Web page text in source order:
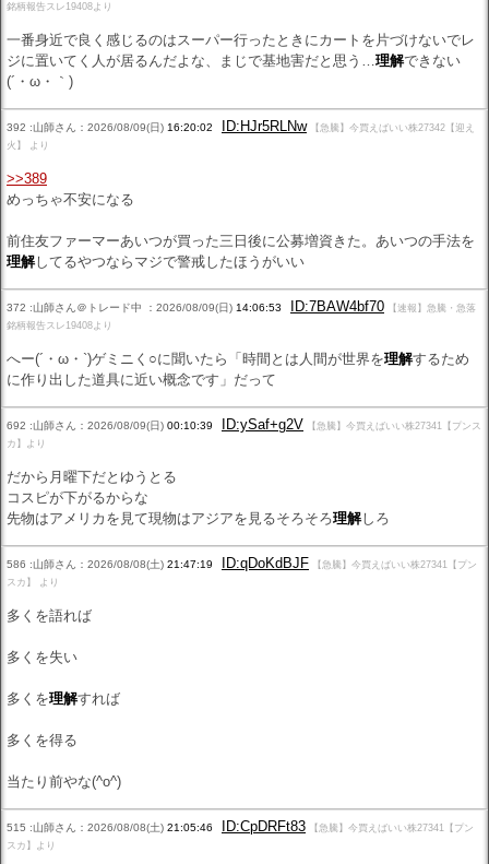
銘柄報告スレ19408より
一番身近で良く感じるのはスーパー行ったときにカートを片づけないでレ
ジに置いてく人が居るんだよな、まじで基地害だと思う…理解できない
(´・ω・｀)
392 :山師さん：2026/08/09(日) 16:20:02 ID:HJr5RLNw
【急騰】今買えばいい株27342【迎え
火】 より
>>389
めっちゃ不安になる
前住友ファーマーあいつが買った三日後に公募増資きた。あいつの手法を
理解してるやつならマジで警戒したほうがいい
372 :山師さん＠トレード中 ：2026/08/09(日) 14:06:53 ID:7BAW4bf70
【速報】急騰・急落
銘柄報告スレ19408より
へー(´・ω・`)ゲミニく○に聞いたら「時間とは人間が世界を理解するため
に作り出した道具に近い概念です」だって
692 :山師さん：2026/08/09(日) 00:10:39 ID:ySaf+g2V
【急騰】今買えばいい株27341【プンス
カ】より
だから月曜下だとゆうとる
コスピが下がるからな
先物はアメリカを見て現物はアジアを見るそろそろ理解しろ
586 :山師さん：2026/08/08(土) 21:47:19 ID:qDoKdBJF
【急騰】今買えばいい株27341【プン
スカ】 より
多くを語れば
多くを失い
多くを理解すれば
多くを得る
当たり前やな(^o^)
515 :山師さん：2026/08/08(土) 21:05:46 ID:CpDRFt83
【急騰】今買えばいい株27341【プン
スカ】より